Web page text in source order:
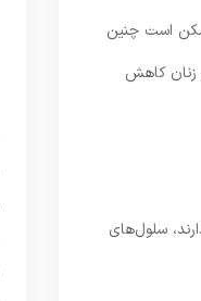
است چنین
زنان کاهش
سلول‌های